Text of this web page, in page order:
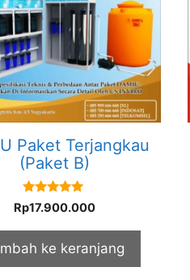
Paket Terjangkau
(Paket B)
5.00
out of 5
Rp17.900.000
ke keranjang